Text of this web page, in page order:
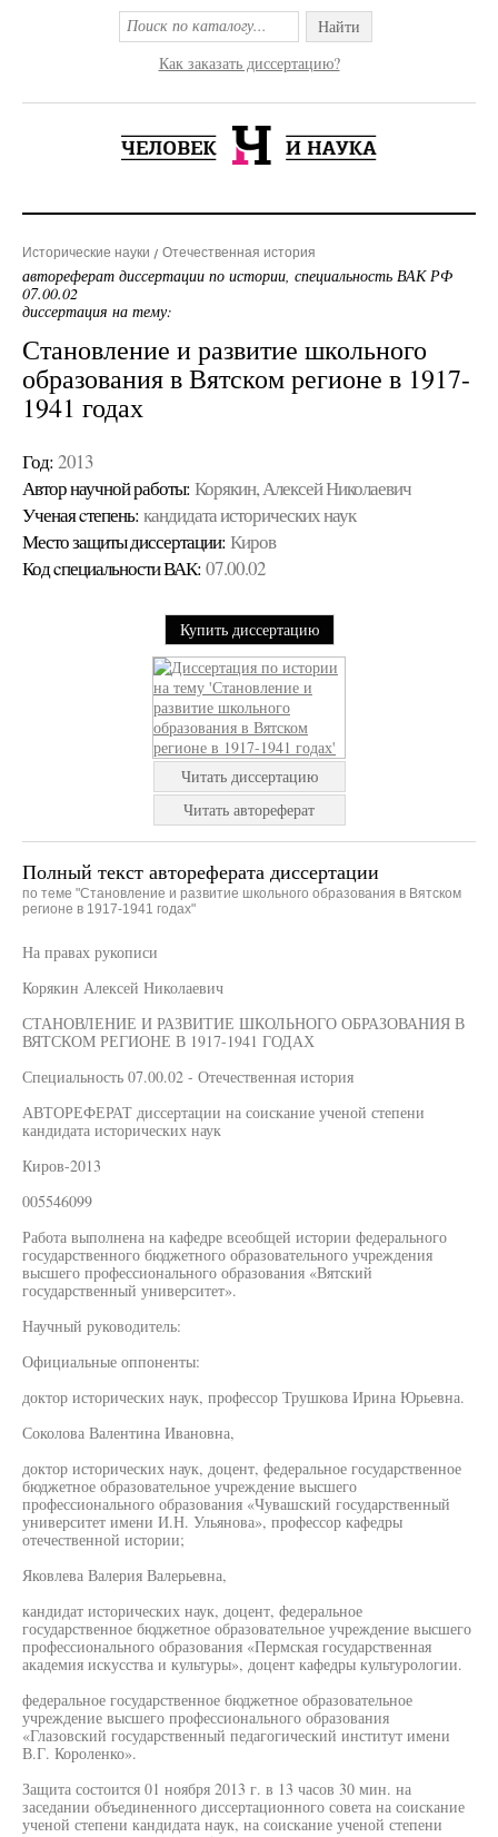
Найти
Как заказать диссертацию?
Исторические науки Отечественная история
автореферат диссертации по истории, специальность ВАК РФ
07.00.02
диссертация на тему:
Становление и развитие школьного
образования в Вятском регионе в 1917-
1941 годах
Год: 2013
Автор научной работы: Корякин, Алексей Николаевич
Ученая cтепень: кандидата исторических наук
Место защиты диссертации: Киров
Код cпециальности ВАК: 07.00.02
Купить диссертацию
Читать диссертацию
Читать автореферат
Полный текст автореферата диссертации
по теме "Становление и развитие школьного образования в Вятском
регионе в 1917-1941 годах"
На правах рукописи
Корякин Алексей Николаевич
СТАНОВЛЕНИЕ И РАЗВИТИЕ ШКОЛЬНОГО ОБРАЗОВАНИЯ В
ВЯТСКОМ РЕГИОНЕ В 1917-1941 ГОДАХ
Специальность 07.00.02 - Отечественная история
АВТОРЕФЕРАТ диссертации на соискание ученой степени
кандидата исторических наук
Киров-2013
005546099
Работа выполнена на кафедре всеобщей истории федерального
государственного бюджетного образовательного учреждения
высшего профессионального образования «Вятский
государственный университет».
Научный руководитель:
Официальные оппоненты:
доктор исторических наук, профессор Трушкова Ирина Юрьевна.
Соколова Валентина Ивановна,
доктор исторических наук, доцент, федеральное государственное
бюджетное образовательное учреждение высшего
профессионального образования «Чувашский государственный
университет имени И.Н. Ульянова», профессор кафедры
отечественной истории;
Яковлева Валерия Валерьевна,
кандидат исторических наук, доцент, федеральное
государственное бюджетное образовательное учреждение высшего
профессионального образования «Пермская государственная
академия искусства и культуры», доцент кафедры культурологии.
федеральное государственное бюджетное образовательное
учреждение высшего профессионального образования
«Глазовский государственный педагогический институт имени
В.Г. Короленко».
Защита состоится 01 ноября 2013 г. в 13 часов 30 мин. на
заседании объединенного диссертационного совета на соискание
ученой степени кандидата наук, на соискание ученой степени